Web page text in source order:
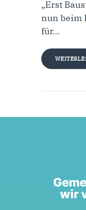
„Erst
nun beim
für…
wir